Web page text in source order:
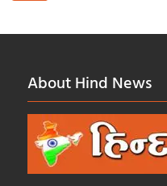
About Hind News